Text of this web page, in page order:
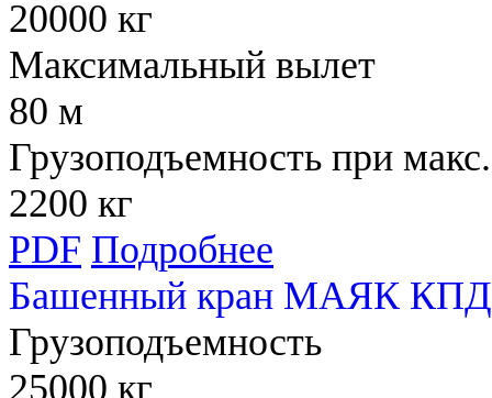
20000 кг
Максимальный вылет
80 м
Грузоподъемность при
2200 кг
PDF Подробнее
Башенный кран МАЯК КПД
Грузоподъемность
25000 кг